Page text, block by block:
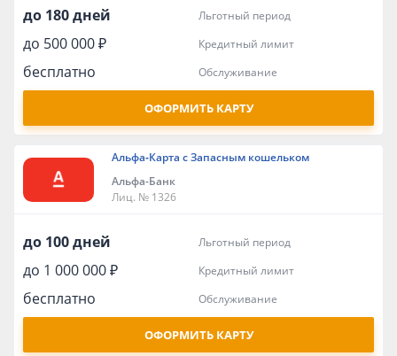
до 180 дней льготный период
до 500 000 ₽ кредитный лимит
бесплатно обслуживание
ОФОРМИТЬ КАРТУ
Альфа‑Карта с Запасным кошельком
Альфа-Банк
Лиц. № 1326
до 100 дней льготный период
до 1 000 000 ₽ кредитный лимит
бесплатно обслуживание
ОФОРМИТЬ КАРТУ